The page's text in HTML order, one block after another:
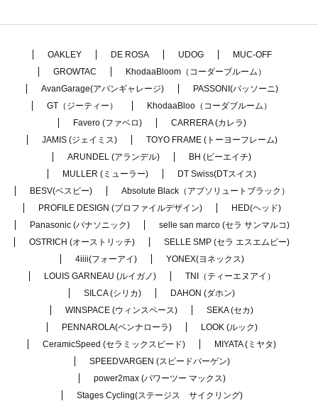
OAKLEY DE ROSA UDOG
MUC-OFF
GROWTAC
KhodaaBloom（コーダーブルーム）
AvanGarage(アバンギャレージ)
PASSONI(パッソーニ)
GT（ジーティー）
KhodaaBloo（コーダブルーム）
Favero (ファベロ)
CARRERA (カレラ)
JAMIS (ジェイミス)
TOYO FRAME (トーヨーフレーム)
ARUNDEL (アランデル)
BH (ビーエイチ)
MULLER (ミューラー)
DT Swiss(DTスイス)
BESV(ベスビー)
Absolute Black（アブソリュートブラック）
PROFILE DESIGN (プロファイルデザイン)
HED(ヘッド)
Panasonic (パナソニック)
selle san marco (セラ サンマルコ)
OSTRICH (オーストリッチ)
SELLE SMP (セラ エスエムピー)
4iiii(フォーアイ)
YONEX(ヨネックス)
LOUIS GARNEAU (ルイガノ)
TNI（ティーエヌアイ）
SILCA (シリカ)
DAHON (ダホン)
WINSPACE (ウィンスペース)
SEKA (セカ)
PENNAROLA(ペンナローラ)
LOOK (ルック)
CeramicSpeed (セラミックスピード)
MIYATA (ミヤタ)
SPEEDVARGEN (スピードバーゲン)
power2max (パワーツー マックス)
Stages Cycling(ステージス サイクリング)